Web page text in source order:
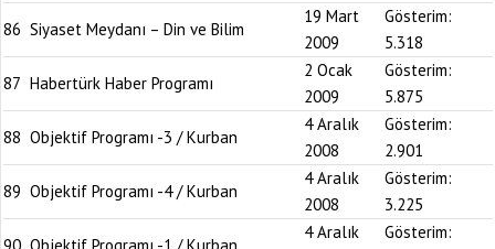
86 Siyaset Meydanı – Din ve Bilim
19 Mart
2009
Gösterim:
5.318
87 Habertürk Haber Programı
2 Ocak
2009
Gösterim:
5.875
88 Objektif Programı -3 / Kurban
4 Aralık
2008
Gösterim:
2.901
89 Objektif Programı -4 / Kurban
4 Aralık
2008
Gösterim:
3.225
4 Aralık
Gösterim: